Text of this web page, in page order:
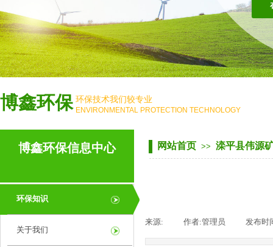
博鑫环保 环保技术我们较专业
ENVIRONMENTAL PROTECTION TECHNOLOGY
博鑫环保信息中心 网站首页 >> 滦平县伟源
环保知识
关于我们
来源: 作者:管理员 发布时